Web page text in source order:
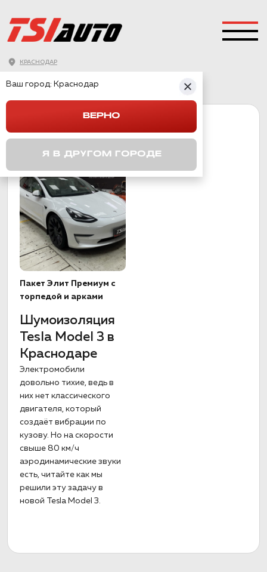
КРАСНОДАР
Пакет Элит Премиум с
торпедой и арками
Шумоизоляция
Tesla Model 3 в
Краснодаре
Электромобили
довольно тихие, ведь в
них нет классического
двигателя, который
создаёт вибрации по
кузову. Но на скорости
свыше 80 км/ч
аэродинамические звуки
есть, читайте как мы
решили эту задачу в
новой Tesla Model 3.
Ваш город: Краснодар
ВЕРНО
Я В ДРУГОМ ГОРОДЕ